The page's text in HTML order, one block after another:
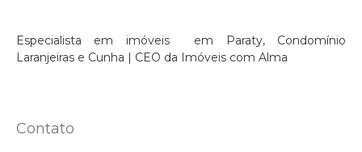
Especialista em imóveis em Paraty, Condomínio
Laranjeiras e Cunha | CEO da Imóveis com Alma
Contato